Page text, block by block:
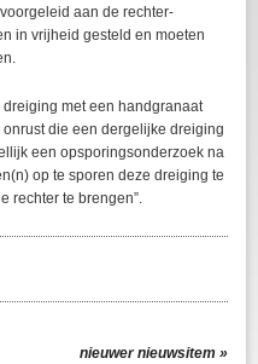
aan de rechter-
in vrijheid gesteld en moeten
met een handgranaat
die een dergelijke dreiging
een opsporingsonderzoek na
op te sporen deze dreiging te
rechter te brengen”.
nieuwer nieuwsitem »